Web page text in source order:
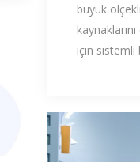
büyük
için sistemli